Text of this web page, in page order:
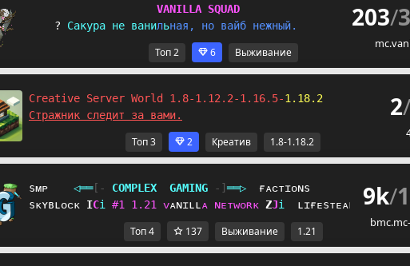
VANIL L A SQUAD
? Сакура не ванильная , но вайб нежный. 203/
Топ 2 6 Выживание
Creative Server World 1.8-1.12.2-1.16.5-1.18.2
Cтражник следит за вами.
2/
Топ 3 2 Креатив 1.8-1.18.2
sᴍᴘ ◁══[‐ COMPL EX GAMING ‐]══▷
ғᴀᴄᴛɪᴏɴs
sᴋʏʙʟᴏᴄᴋ OSi #1 1 . 21 ᴠᴀɴɪʟʟᴀ ɴᴇᴛᴡᴏʀᴋ B]i ʟɪғᴇsᴛᴇᴀʟ 9k/
Топ 4 137 Выживание 1.21